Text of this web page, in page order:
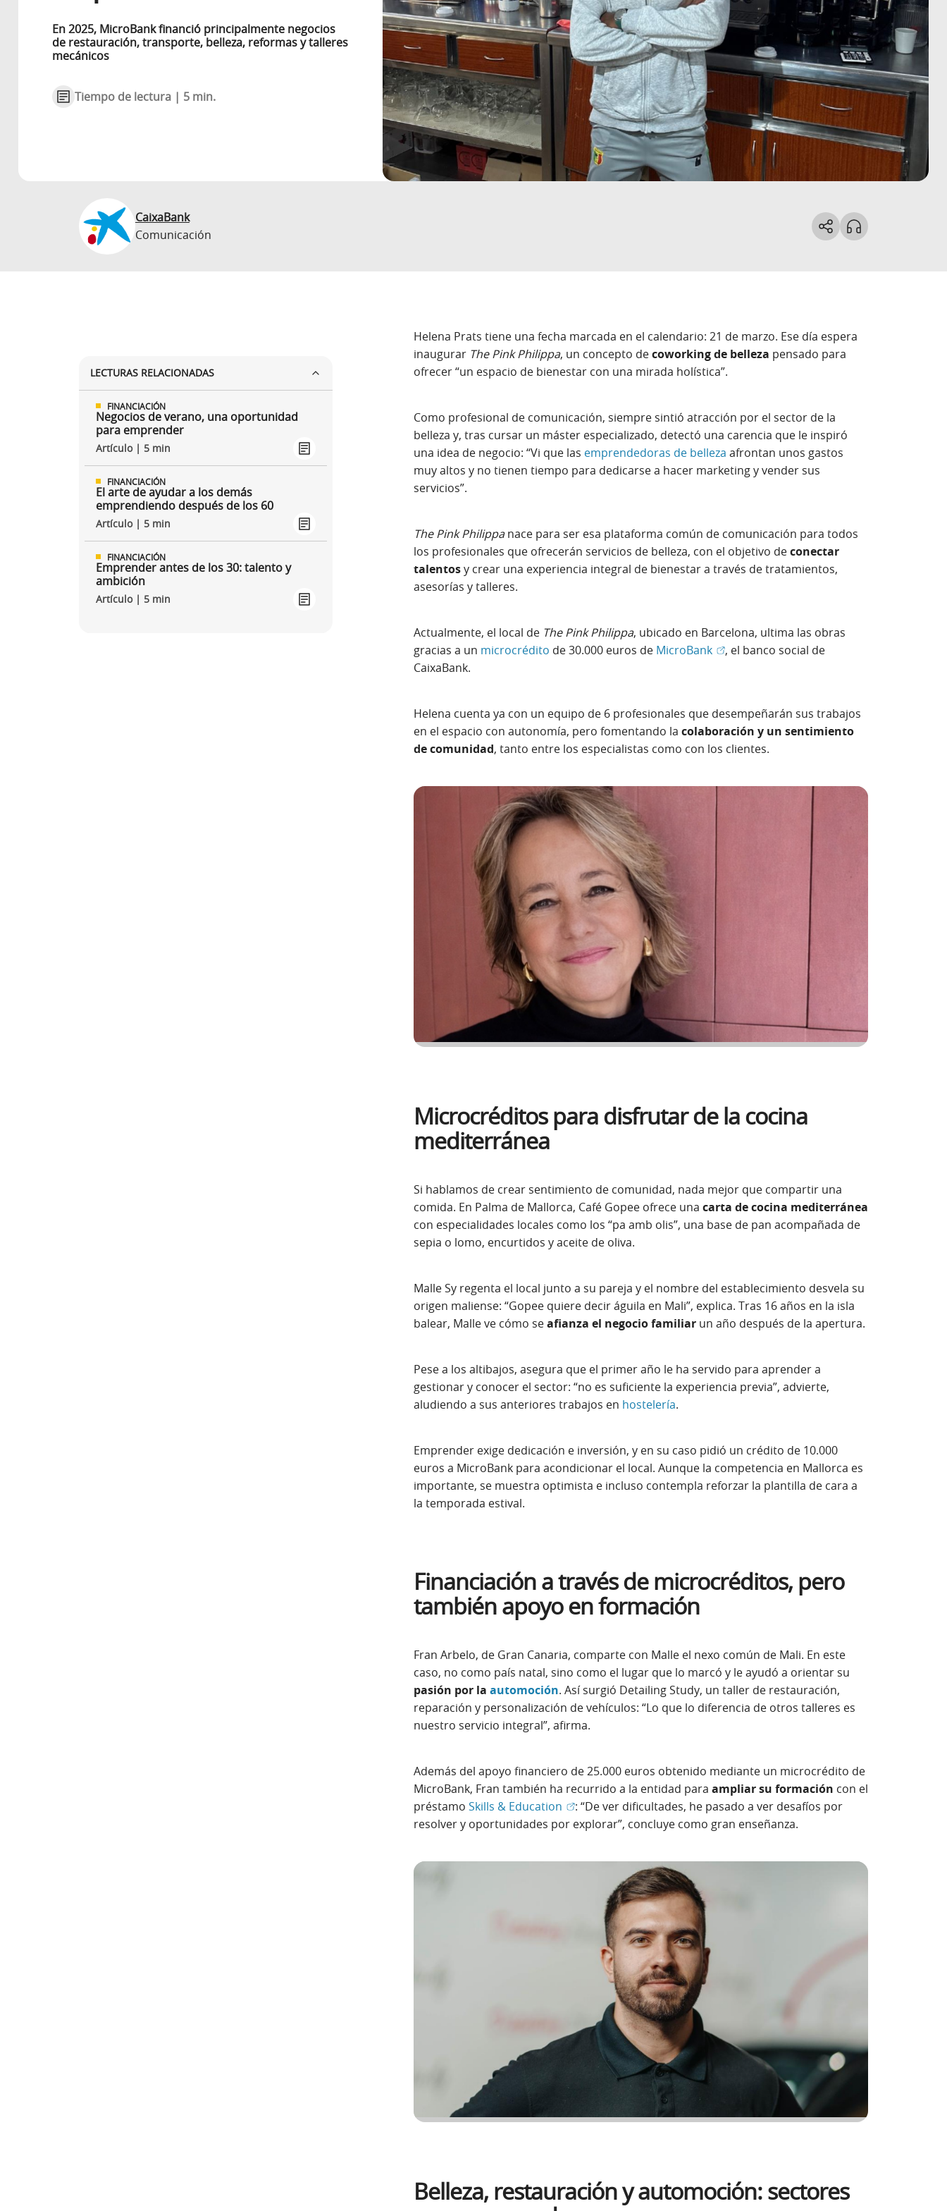
En 2025, MicroBank financió principalmente negocios
de restauración, transporte, belleza, reformas y talleres
mecánicos
Tiempo de lectura | 5 min.
CaixaBank
Comunicación
LECTURAS RELACIONADAS
FINANCIACIÓN
Negocios de verano, una oportunidad
para emprender
Artículo | 5 min
FINANCIACIÓN
El arte de ayudar a los demás
emprendiendo después de los 60
Artículo | 5 min
FINANCIACIÓN
Emprender antes de los 30: talento y
ambición
Artículo | 5 min
Helena Prats tiene una fecha marcada en el calendario: 21 de marzo. Ese día espera
inaugurar The Pink Philippa, un concepto decoworking de belleza pensado para
ofrecer “un espacio de bienestar con una mirada holística”.
Como profesional de comunicación, siempre sintió atracción por el sector de la
belleza y, tras cursar un máster especializado, detectó una carencia que le inspiró
una idea de negocio: “Vi que las emprendedoras de belleza afrontan unos gastos
muy altos y no tienen tiempo para dedicarse a hacer marketing y vender sus
servicios”.
The Pink Philippanace para ser esa plataforma común de comunicación para todos
los profesionales que ofrecerán servicios de belleza, con el objetivo deconectar
talentosy crear una experiencia integral de bienestar a través de tratamientos,
asesorías y talleres.
Actualmente, el local de The Pink Philippa, ubicado en Barcelona, ultima las obras
gracias a un microcrédito de 30.000 euros de MicroBank (Abrir en ventana nueva)
, el banco social de
CaixaBank.
Helena cuenta ya con un equipo de 6 profesionales que desempeñarán sus trabajos
en el espacio con autonomía, pero fomentando la colaboración y un sentimiento
de comunidad, tanto entre los especialistas como con los clientes.
Microcréditos para disfrutar de la cocina
mediterránea
Si hablamos de crear sentimiento de comunidad, nada mejor que compartir una
comida. En Palma de Mallorca, Café Gopee ofrece una carta de cocina mediterránea
con especialidades locales como los “pa amb olis”, una base de pan acompañada de
sepia o lomo, encurtidos y aceite de oliva.
Malle Sy regenta el local junto a su pareja y el nombre del establecimiento desvela su
origen maliense: “Gopee quiere decir águila en Mali”, explica. Tras 16 años en la isla
balear, Malle ve cómo seafianza el negocio familiarun año después de la apertura.
Pese a los altibajos, asegura que el primer año le ha servido para aprender a
gestionar y conocer el sector: “no es suficiente la experiencia previa”, advierte,
aludiendo a sus anteriores trabajos en hostelería.
Emprender exige dedicación e inversión, y en su caso pidió un crédito de 10.000
euros a MicroBank para acondicionar el local. Aunque la competencia en Mallorca es
importante, se muestra optimista e incluso contempla reforzar la plantilla de cara a
la temporada estival.
Financiación a través de microcréditos, pero
también apoyo en formación
Fran Arbelo, de Gran Canaria, comparte con Malle el nexo común de Mali. En este
caso, no como país natal, sino como el lugar que lo marcó y le ayudó a orientar su
pasión por la automoción. Así surgió Detailing Study, un taller de restauración,
reparación y personalización de vehículos: “Lo que lo diferencia de otros talleres es
nuestro servicio integral”, afirma.
Además del apoyo financiero de 25.000 euros obtenido mediante un microcrédito de
MicroBank, Fran también ha recurrido a la entidad para ampliar su formación con el
préstamo Skills & Education (Abrir en ventana nueva)
: “De ver dificultades, he pasado a ver desafíos por
resolver y oportunidades por explorar”, concluye como gran enseñanza.
Belleza, restauración y automoción: sectores